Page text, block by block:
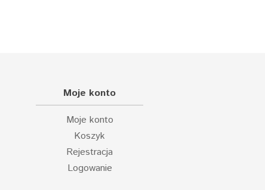
Moje konto
Moje konto
Koszyk
Rejestracja
Logowanie